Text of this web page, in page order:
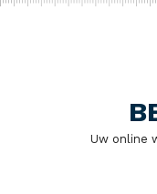
Naar
Uw online